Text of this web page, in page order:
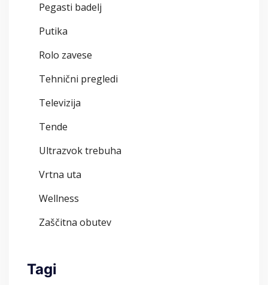
Pegasti badelj
Putika
Rolo zavese
Tehnični pregledi
Televizija
Tende
Ultrazvok trebuha
Vrtna uta
Wellness
Zaščitna obutev
Tagi